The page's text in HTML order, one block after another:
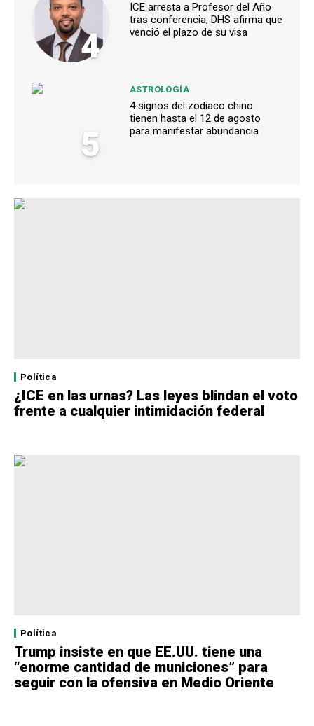
4
ICE arresta a Profesor del Año
tras conferencia; DHS afirma que
venció el plazo de su visa
5
ASTROLOGÍA
4 signos del zodiaco chino
tienen hasta el 12 de agosto
para manifestar abundancia
Política
¿ICE en las urnas? Las leyes blindan el voto
frente a cualquier intimidación federal
Política
Trump insiste en que EE.UU. tiene una
“enorme cantidad de municiones” para
seguir con la ofensiva en Medio Oriente